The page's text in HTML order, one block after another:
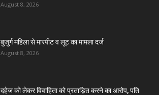
August 8, 2026
बुजुर्ग महिला से मारपीट व लूट का मामला दर्ज
August 8, 2026
दहेज को लेकर विवाहिता को प्रताड़ित करने का आरोप, पति